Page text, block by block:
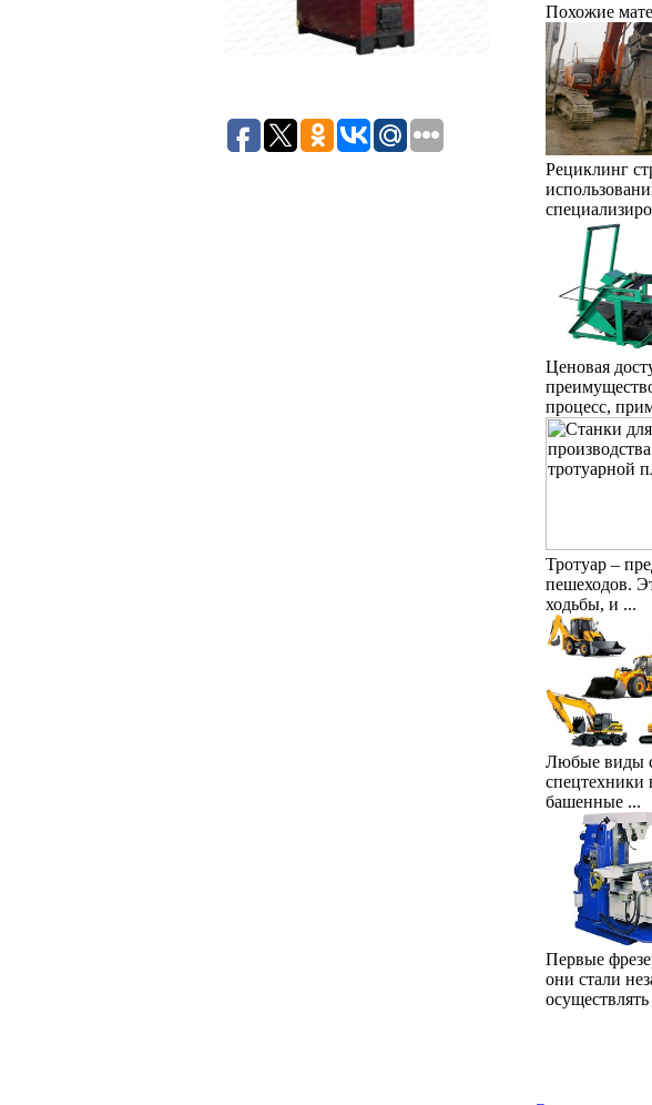
Похожие
Рециклинг
Ценовая
процесс,
Тротуар –
пешеходов.
ходьбы, и ...
Любые виды
спецтехники
башенные ...
Первые
они стали
осуществлять